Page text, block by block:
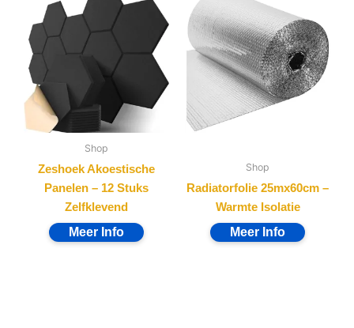
Shop
Zeshoek Akoestische
Panelen – 12 Stuks
Zelfklevend
Shop
Radiatorfolie 25mx60cm –
Warmte Isolatie